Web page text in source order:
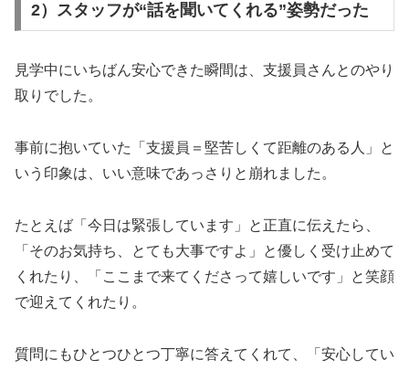
2）スタッフが“話を聞いてくれる”姿勢だった
見学中にいちばん安心できた瞬間は、支援員さんとのやり
取りでした。
事前に抱いていた「支援員＝堅苦しくて距離のある人」と
いう印象は、いい意味であっさりと崩れました。
たとえば「今日は緊張しています」と正直に伝えたら、
「そのお気持ち、とても大事ですよ」と優しく受け止めて
くれたり、「ここまで来てくださって嬉しいです」と笑顔
で迎えてくれたり。
質問にもひとつひとつ丁寧に答えてくれて、「安心してい